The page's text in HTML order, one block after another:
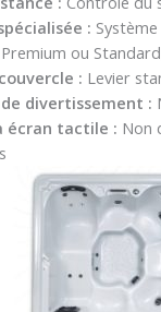
:
Premium ou
: Levier
divertissement :
écran tactile : Non